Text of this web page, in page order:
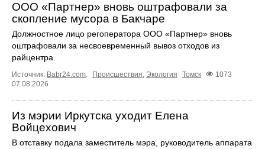
ООО «Партнер» вновь оштрафовали за
скопление мусора в Бакчаре
Должностное лицо регоператора ООО «Партнер» вновь
оштрафовали за несвоевременный вывоз отходов из
райцентра.
Источник: Babr24.com. Происшествия, Экология Томск
1073
07.08.2026
Из мэрии Иркутска уходит Елена
Войцехович
В отставку подала заместитель мэра, руководитель аппарата